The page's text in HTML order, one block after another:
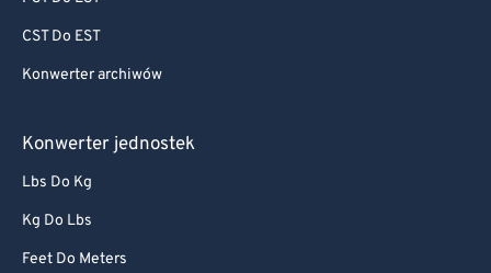
CST Do EST
Konwerter archiwów
Konwerter jednostek
Lbs Do Kg
Kg Do Lbs
Feet Do Meters